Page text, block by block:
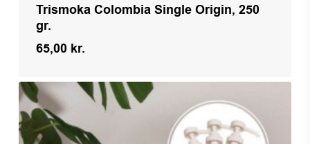
Trismoka Colombia Single Origin, 250
gr.
65,00 kr.